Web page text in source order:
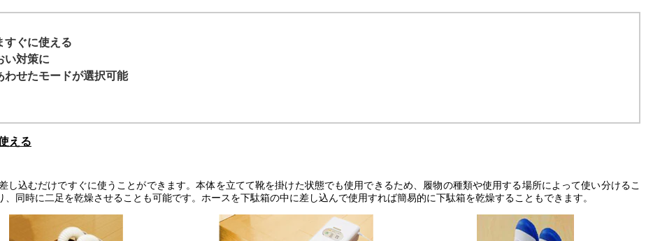
すぐに使える
い対策に
わせたモードが選択可能
える
し込むだけですぐに使うことができます。本体を立てて靴を掛けた状態でも使用できるため、履物の種類や使用する場所によって使い分けるこ
同時に二足を乾燥させることも可能です。ホースを下駄箱の中に差し込んで使用すれば簡易的に下駄箱を乾燥することもできます。